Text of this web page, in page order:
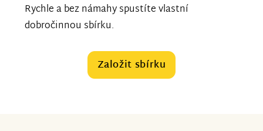
Rychle a bez námahy spustíte vlastní
dobročinnou sbírku.
Založit sbírku